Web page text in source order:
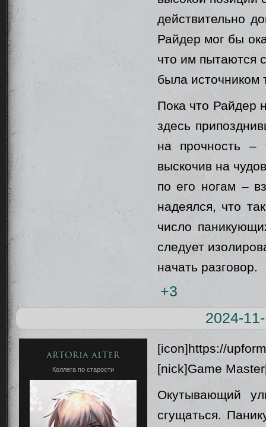
действительно
Райдер мог бы
что им пытаются
была источником
Пока что Райдер
здесь
на прочность –
выскочив на
по его ногам –
надеялся, что
число
следует
начать разговор.
+3
2024-
Artoria Alter
Коллега по старости
[icon]https://
[nick]Game
Окутывающий
сгущаться.